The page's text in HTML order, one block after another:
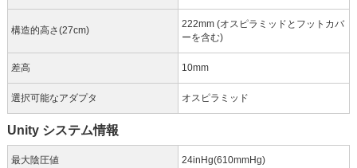
構造的高さ(27cm)
222mm (オスピラミッドとフットカバ
ーを含む)
差高 10mm
選択可能なアダプタ オスピラミッド
Unity システム情報
最大陰圧値 24inHg(610mmHg)